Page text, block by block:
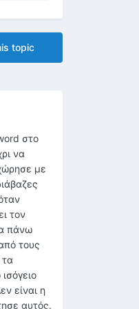
topic
Δεν θα ήμαστε, όμως πολύ φιλόξενοι. Όπως δεν είναι και ο ήλιος μας. Ξέρω ότι σας αρρωσταίνει. Το καταλαβαίνω από τα μαύρα ρούχα σου, από το λευκό δέρμα σου που άναβε κάθε φορά που μιλούσες στις τελετές, από τις βαριές κουρτίνες που σκεπάζουν τα παράθυρα. Μερικές φορές αναρωτιέμαι αν φτιάξατε την ομπρέλα σας για να σώσετε τους εαυτούς σας και σκοτώσατε τα παιδιά μας από λάθος». Ο Περός δεν μίλησε. Έδειχνε αιφνιδιασμένος από τις εξελίξεις. Οι υπηρέτες τον έπιασαν και τον έσυραν προς την έξοδο. Ο Έντας προχώρησε προς την τζαμαρία, στάθηκε και κοίταξε το ουράνιο τόξο. Μια πρασινωπή λωρίδα είχε αρχίσει να σχηματίζεται δίπλα στην κίτρινη. Ο Έντας ήταν σίγουρος ότι τα μέγαρα κάλυπαν τα μηχανήματα που εμπόδι